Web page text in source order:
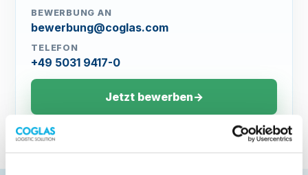
BEWERBUNG AN
bewerbung@coglas.com
TELEFON
+49 5031 9417-0
Jetzt bewerben→